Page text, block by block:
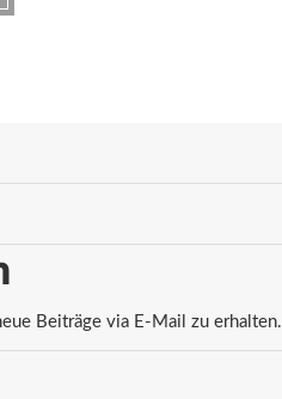
Beiträge via E-Mail zu erhalten.